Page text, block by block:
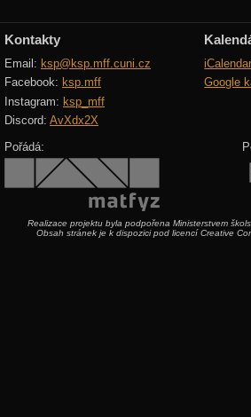
Kontakty
Email: ksp@ksp.mff.cuni.cz
Facebook: ksp.mff
Instagram: ksp_mff
Discord: AvXdx2X
Google
Pořádá:
Realizace projektu byla podpořena Ministerstvem
Obsah stránek je k dispozici pod licencí Creative